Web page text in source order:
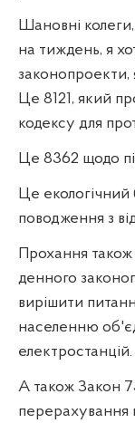
Шановні
на тиждень, я
законопроекти,
Це 8121, який
кодексу для
Це 8362 щодо
Це екологічний
поводження з
Прохання
денного
вирішити
населенню
електростанцій.
А також Закон
перерахування